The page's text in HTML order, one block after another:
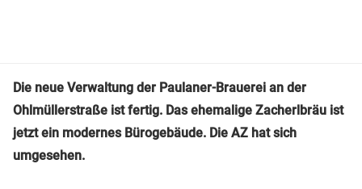
Die neue Verwaltung der Paulaner-Brauerei an der
Ohlmüllerstraße ist fertig. Das ehemalige Zacherlbräu ist
jetzt ein modernes Bürogebäude. Die AZ hat sich
umgesehen.